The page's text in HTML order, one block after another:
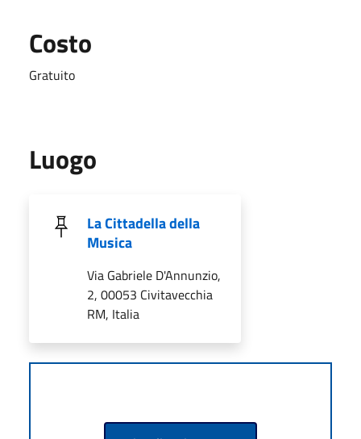
Costo
Gratuito
Luogo
La Cittadella della
Musica
Via Gabriele D'Annunzio,
2, 00053 Civitavecchia
RM, Italia